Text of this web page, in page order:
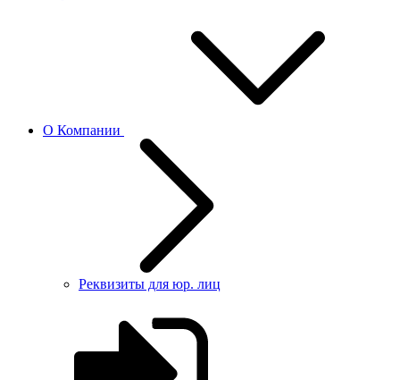
О Компании
Реквизиты для юр. лиц